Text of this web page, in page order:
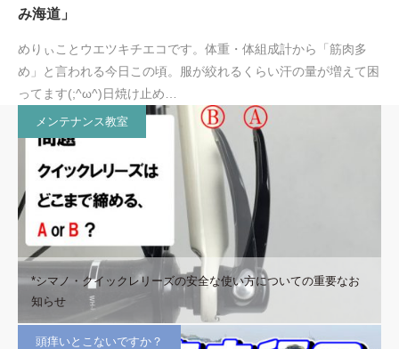
み海道」
めりぃことウエツキチエコです。体重・体組成計から「筋肉多
め」と言われる今日この頃。服が絞れるくらい汗の量が増えて困
ってます(;^ω^)日焼け止め…
メンテナンス教室
*シマノ・クイックレリーズの安全な使い方についての重要なお
知らせ
頭痒いとこないですか？